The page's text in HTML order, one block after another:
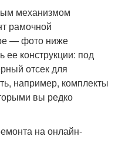
механизмом
рамочной
— фото ниже
ее конструкции: под
отсек для
например, комплекты
вы редко
на онлайн-